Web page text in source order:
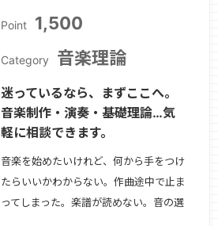
方・DTM・作曲に…
Point 1,500
Category 音楽理論
迷っているなら、まずここへ。
音楽制作・演奏・基礎理論…気
軽に相談できます。
音楽を始めたいけれど、何から手をつけ
たらいいかわからない。作曲途中で止ま
ってしまった。楽譜が読めない。音の選